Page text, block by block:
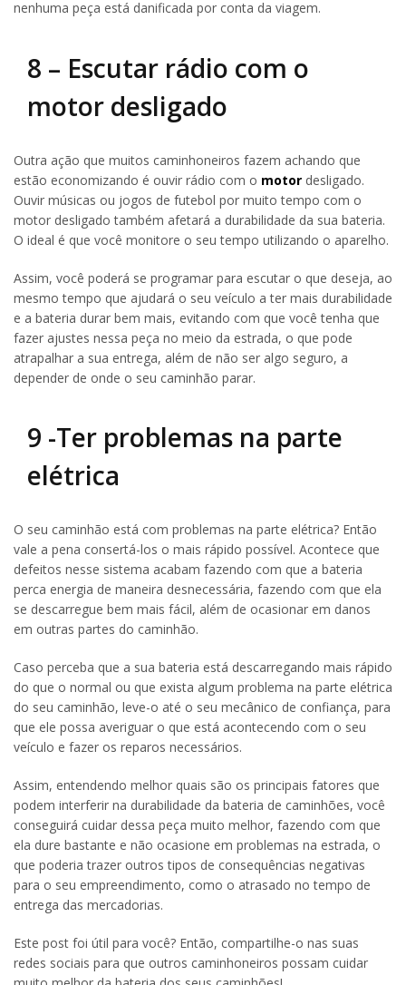
nenhuma peça está danificada por conta da viagem.
8 – Escutar rádio com o
motor desligado
Outra ação que muitos caminhoneiros fazem achando que
estão economizando é ouvir rádio com o motor desligado.
Ouvir músicas ou jogos de futebol por muito tempo com o
motor desligado também afetará a durabilidade da sua bateria.
O ideal é que você monitore o seu tempo utilizando o aparelho.
Assim, você poderá se programar para escutar o que deseja, ao
mesmo tempo que ajudará o seu veículo a ter mais durabilidade
e a bateria durar bem mais, evitando com que você tenha que
fazer ajustes nessa peça no meio da estrada, o que pode
atrapalhar a sua entrega, além de não ser algo seguro, a
depender de onde o seu caminhão parar.
9 -Ter problemas na parte
elétrica
O seu caminhão está com problemas na parte elétrica? Então
vale a pena consertá-los o mais rápido possível. Acontece que
defeitos nesse sistema acabam fazendo com que a bateria
perca energia de maneira desnecessária, fazendo com que ela
se descarregue bem mais fácil, além de ocasionar em danos
em outras partes do caminhão.
Caso perceba que a sua bateria está descarregando mais rápido
do que o normal ou que exista algum problema na parte elétrica
do seu caminhão, leve-o até o seu mecânico de confiança, para
que ele possa averiguar o que está acontecendo com o seu
veículo e fazer os reparos necessários.
Assim, entendendo melhor quais são os principais fatores que
podem interferir na durabilidade da bateria de caminhões, você
conseguirá cuidar dessa peça muito melhor, fazendo com que
ela dure bastante e não ocasione em problemas na estrada, o
que poderia trazer outros tipos de consequências negativas
para o seu empreendimento, como o atrasado no tempo de
entrega das mercadorias.
Este post foi útil para você? Então, compartilhe-o nas suas
redes sociais para que outros caminhoneiros possam cuidar